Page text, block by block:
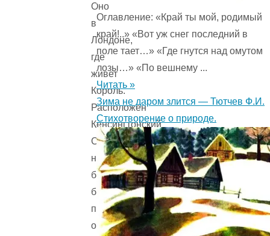
Оно
в
Лондоне,
где
живет
Король.
Расположен
Кенсингтонский
Сад
на
берегу
бесконечного
потока
омнибусов,
Оглавление: «Край ты мой, родимый
край!..» «Вот уж снег последний в
поле тает…» «Где гнутся над омутом
лозы…» «По вешнему ...
Читать »
Зима не даром злится — Тютчев Ф.И.
Стихотворение о природе.